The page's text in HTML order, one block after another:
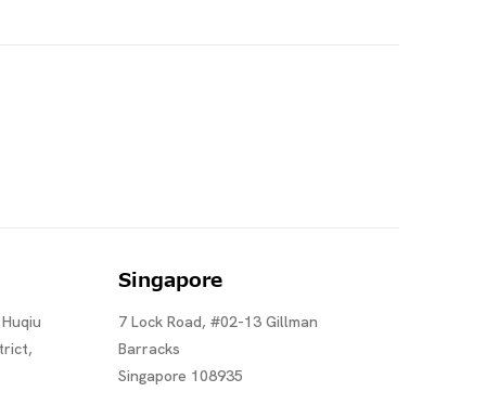
Singapore
7 Lock Road, #02-13 Gillman
Barracks
Singapore 108935